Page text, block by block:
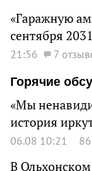
«Гаражную
сентября
21:56
7
Горячие
«Мы
история
06.08 10:21
В